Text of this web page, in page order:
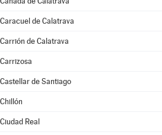
Caracuel de Calatrava
Carrión de Calatrava
Carrizosa
Castellar de Santiago
Chillón
Ciudad Real